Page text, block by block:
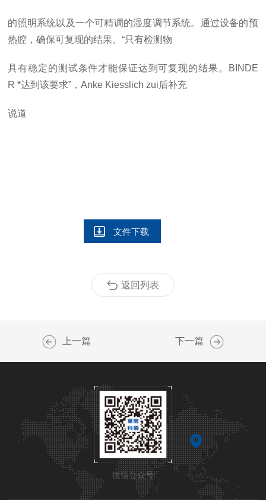
的照明系统以及一个可精调的湿度调节系统。通过设备的预
热腔，确保可复现的结果。“只有检测物
具有稳定的测试条件才能保证达到可复现的结果。BINDE
R *达到该要求”，Anke Kiesslich zui后补充
说道
文件下载
返回列表
上一篇 下一篇
微信公众号